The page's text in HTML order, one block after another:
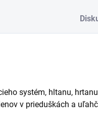
systém, hltanu,
v prieduškách a